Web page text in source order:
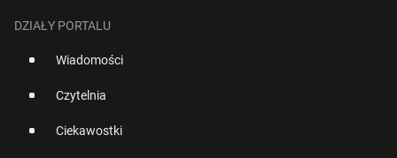
DZIAŁY PORTALU
Wiadomości
Czytelnia
Ciekawostki